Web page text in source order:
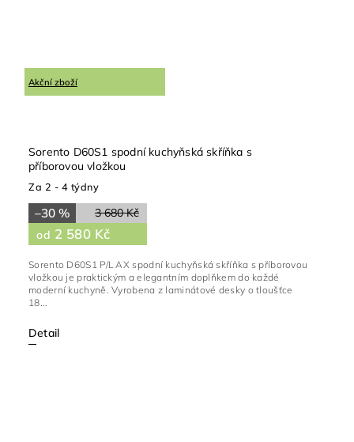
Akční zboží
Sorento D60S1 spodní kuchyňská skříňka s
příborovou vložkou
Za 2 - 4 týdny
3 680 Kč
–30 %
od 2 580 Kč
Detail
Sorento D60S1 P/L AX spodní kuchyňská skříňka s příborovou
vložkou je praktickým a elegantním doplňkem do každé
moderní kuchyně. Vyrobena z laminátové desky o tloušťce
18...